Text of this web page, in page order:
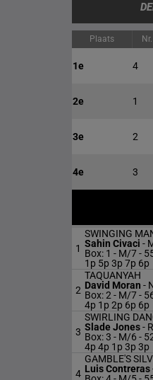
Plaats Nr.
1e 4
2e 1
3e 2
4e 3
1
SWINGING
Sahin Civaci -
Box: 1 - M/7 -
1p 5p 3p 7p 6p
2
TAQUANYAH
David Moran -
Box: 2 - M/7 -
4p 1p 2p 6p 6p
3
SWIRLING
Slade Jones-
Box: 3 - M/6 -
4p 4p 1p 3p 3p
4
GAMBLE'S
Luis Contreras